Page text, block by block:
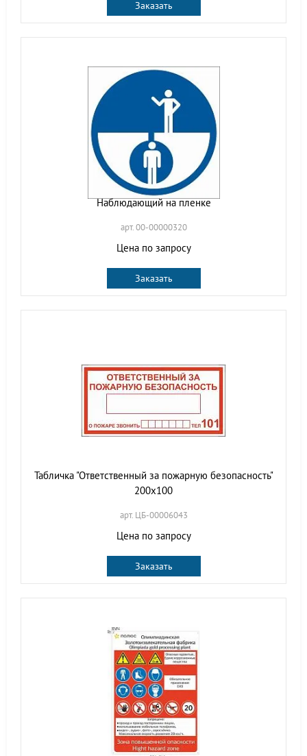
Заказать
Наблюдающий на пленке
арт. 00-00000320
Цена по запросу
Заказать
Табличка "Ответственный за пожарную безопасность"
200x100
арт. ЦБ-00006043
Цена по запросу
Заказать